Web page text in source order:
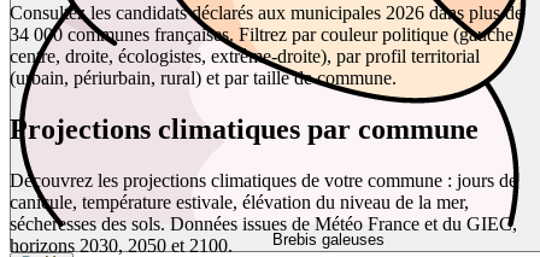
Brebis galeuses
Consultez les candidats déclarés aux municipales 2026 dans plus de
34 000 communes françaises. Filtrez par couleur politique (gauche,
centre, droite, écologistes, extrême-droite), par profil territorial
(urbain, périurbain, rural) et par taille de commune.
Projections climatiques par commune
Découvrez les projections climatiques de votre commune : jours de
canicule, température estivale, élévation du niveau de la mer,
sécheresses des sols. Données issues de Météo France et du GIEC,
horizons 2030, 2050 et 2100.